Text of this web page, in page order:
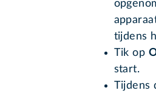
tijdens
Tik op
start.
Tijdens